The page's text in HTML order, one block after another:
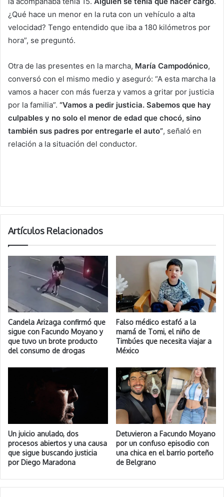
¿Qué hace un menor en la ruta con un vehículo a alta
velocidad? Tengo entendido que iba a 180 kilómetros por
hora”, se preguntó.
Otra de las presentes en la marcha, María Campodónico,
conversó con el mismo medio y aseguró: “A esta marcha la
vamos a hacer con más fuerza y vamos a gritar por justicia
por la familia”. “Vamos a pedir justicia. Sabemos que hay
culpables y no solo el menor de edad que chocó, sino
también sus padres por entregarle el auto”, señaló en
relación a la situación del conductor.
Artículos Relacionados
Candela Arizaga confirmó que
sigue con Facundo Moyano y
que tuvo un brote producto
del consumo de drogas
Falso médico estafó a la
mamá de Tomi, el niño de
Timbúes que necesita viajar a
México
Un juicio anulado, dos
procesos abiertos y una causa
que sigue buscando justicia
por Diego Maradona
Detuvieron a Facundo Moyano
por un confuso episodio con
una chica en el barrio porteño
de Belgrano